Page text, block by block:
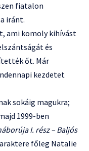
fiatalon
iránt.
ami komoly kihívást
és
őt. Már
kezdetet
sokáig magukra;
1999-ben
I. rész – Baljós
főleg Natalie